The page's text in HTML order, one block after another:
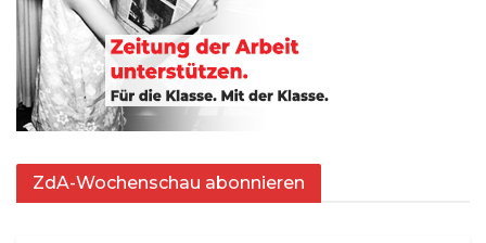
ZdA-Wochenschau abonnieren